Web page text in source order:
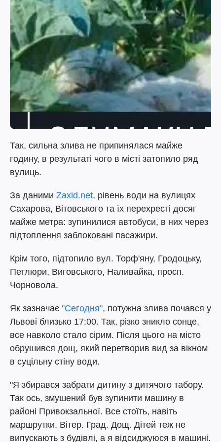
Так, сильна злива не припинялася майже
годину, в результаті чого в місті затопило ряд
вулиць.
За даними Zaxid.net, рівень води на вулицях
Сахарова, Вітовського та їх перехресті досяг
майже метра: зупинилися автобуси, в них через
підтоплення заблоковані пасажири.
Крім того, підтопило вул. Торф'яну, Гродоцьку,
Петлюри, Виговського, Наливайка, просп.
Чорновола.
Як зазначає "Сегодня", потужна злива почався у
Львові близько 17:00. Так, різко зникло сонце,
все навколо стало сірим. Після цього на місто
обрушився дощ, який перетворив вид за вікном
в суцільну стіну води.
"Я збирався забрати дитину з дитячого табору.
Так ось, змушений був зупинити машину в
районі Привокзальної. Все стоїть, навіть
маршрутки. Вітер. Град. Дощ. Дітей теж не
випускають з будівлі, а я відсиджуюся в машині.